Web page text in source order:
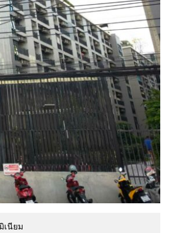
เนียม